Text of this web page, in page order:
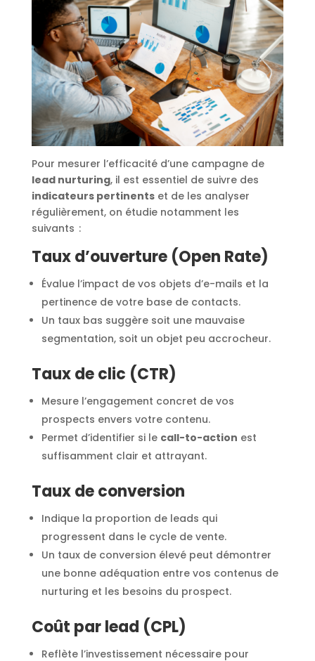
Pour mesurer l’efficacité d’une campagne de
lead nurturing, il est essentiel de suivre des
indicateurs pertinentset de les analyser
régulièrement, on étudie notamment les
suivants :
Taux d’ouverture (Open Rate)
Évalue l’impact de vos objets d’e-mails et la
pertinence de votre base de contacts.
Un taux bas suggère soit une mauvaise
segmentation, soit un objet peu accrocheur.
Taux de clic (CTR)
Mesure l’engagement concret de vos
prospects envers votre contenu.
Permet d’identifier si le call-to-action est
suffisamment clair et attrayant.
Taux de conversion
Indique la proportion de leads qui
progressent dans le cycle de vente.
Un taux de conversion élevé peut démontrer
une bonne adéquation entre vos contenus de
nurturing et les besoins du prospect.
Coût par lead (CPL)
Reflète l’investissement nécessaire pour